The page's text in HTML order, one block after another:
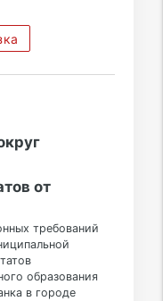
от
требований
образования
в городе